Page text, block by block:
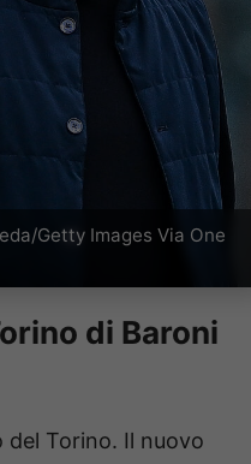
Getty Images Via One
di Baroni
del Torino. Il nuovo